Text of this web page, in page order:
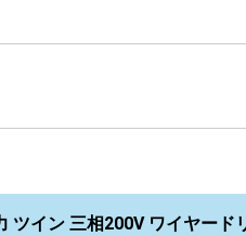
ツイン 三相200V ワイヤード